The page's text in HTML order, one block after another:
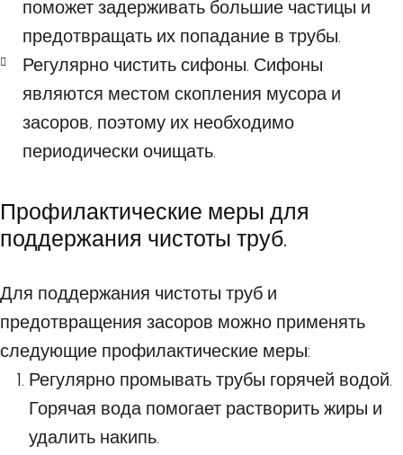
поможет задерживать большие частицы и
предотвращать их попадание в трубы.
Регулярно чистить сифоны. Сифоны
являются местом скопления мусора и
засоров, поэтому их необходимо
периодически очищать.
Профилактические меры для
поддержания чистоты труб.
Для поддержания чистоты труб и
предотвращения засоров можно применять
следующие профилактические меры:
Регулярно промывать трубы горячей водой.
Горячая вода помогает растворить жиры и
удалить накипь.